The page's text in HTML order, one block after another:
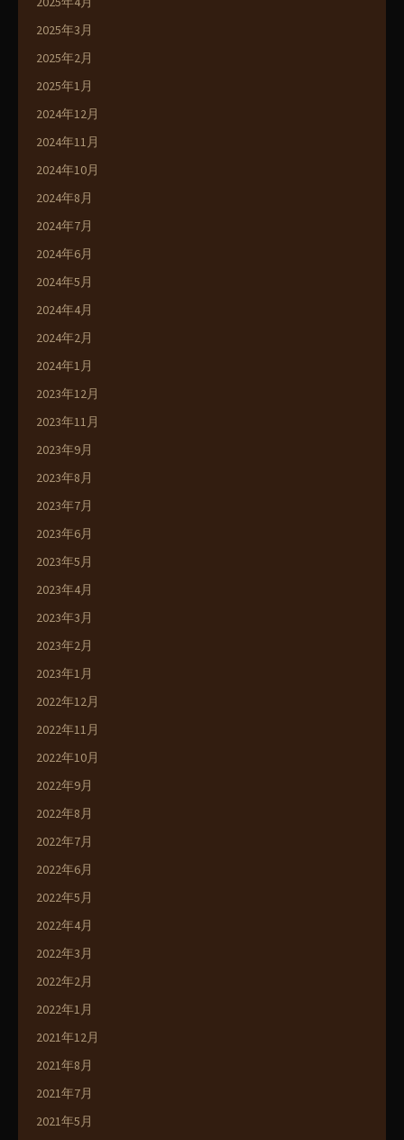
2025年3月
2025年2月
2025年1月
2024年12月
2024年11月
2024年10月
2024年8月
2024年7月
2024年6月
2024年5月
2024年4月
2024年2月
2024年1月
2023年12月
2023年11月
2023年9月
2023年8月
2023年7月
2023年6月
2023年5月
2023年4月
2023年3月
2023年2月
2023年1月
2022年12月
2022年11月
2022年10月
2022年9月
2022年8月
2022年7月
2022年6月
2022年5月
2022年4月
2022年3月
2022年2月
2022年1月
2021年12月
2021年8月
2021年7月
2021年5月